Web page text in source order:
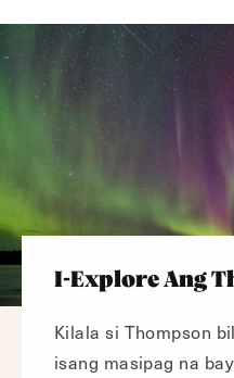
I-Explore Ang
Kilala si Thompson
isang masipag na